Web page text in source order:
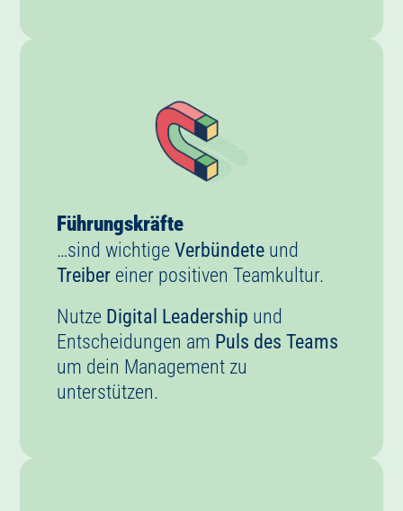
…sind wichtigeVerbündete
Treibereiner positiven Teamkultur.
NutzeDigital Leadershipund
Entscheidungen amPuls des Teams
um dein Management zu
unterstützen.